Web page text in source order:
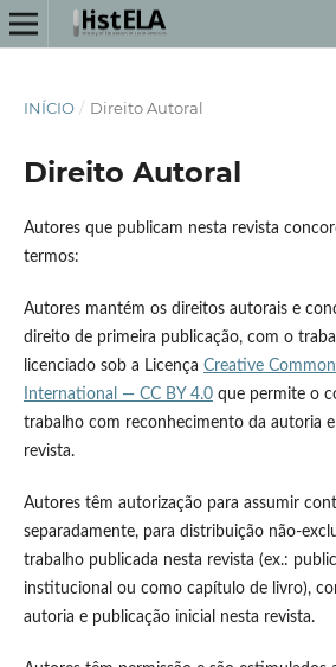
INÍCIO / Direito Autoral
Direito Autoral
Autores que publicam nesta revista
termos:
Autores mantém os direitos autorais e
direito de primeira publicação, com o
licenciado sob a Licença Creative
International — CC BY 4.0que permite o
trabalho com reconhecimento da autoria
revista.
Autores têm autorização para assumir
separadamente, para distribuição não-
trabalho publicada nesta revista (ex.:
institucional ou como capítulo de livro),
autoria e publicação inicial nesta revista.